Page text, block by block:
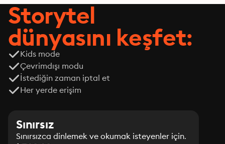
Storytel
dünyasını keşfet:
Kids mode
Çevrimdışı modu
İstediğin zaman iptal et
Her yerde erişim
Sınırsız
Sınırsızca dinlemek ve okumak isteyenler için.